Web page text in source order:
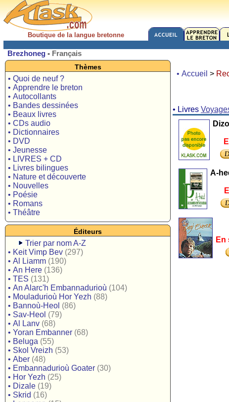
Boutique de la langue bretonne
Brezhoneg - Français
Thèmes
• Quoi de neuf ?
• Apprendre le breton
• Autocollants
• Bandes dessinées
• Beaux livres
• CDs audio
• Dictionnaires
• DVD
• Jeunesse
• LIVRES + CD
• Livres bilingues
• Nature et découverte
• Nouvelles
• Poésie
• Romans
• Théâtre
Éditeurs
Trier par nom A-Z
• Keit Vimp Bev (297)
• Al Liamm (190)
• An Here (136)
• TES (131)
• An Alarc'h Embannadurioù (104)
• Mouladurioù Hor Yezh (88)
• Bannoù-Heol (86)
• Sav-Heol (79)
• Al Lanv (68)
• Yoran Embanner (68)
• Beluga (55)
• Skol Vreizh (53)
• Aber (48)
• Embannadurioù Goater (30)
• Hor Yezh (25)
• Dizale (19)
• Skrid (16)
• Accueil >
• Livres
A-
En